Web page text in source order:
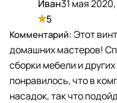
Иван31 мая
5
Этот
домашних мастеров!
сборки мебели и
понравилось, что в
насадок, так что